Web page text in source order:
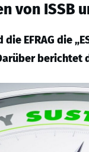
ISSB
die EFRAG die
berichtet